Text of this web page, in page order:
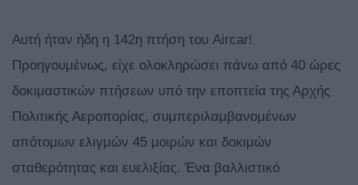
Αυτή ήταν ήδη η 142η πτήση του Aircar!
Προηγουμένως, είχε ολοκληρώσει πάνω από 40 ώρες
δοκιμαστικών πτήσεων υπό την εποπτεία της Αρχής
Πολιτικής Αεροπορίας, συμπεριλαμβανομένων
απότομων ελιγμών 45 μοιρών και δοκιμών
σταθερότητας και ευελιξίας. Ένα βαλλιστικό